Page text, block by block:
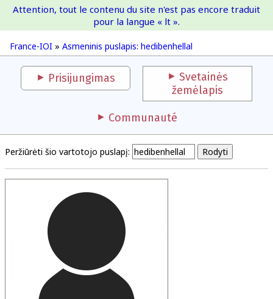
France-IOI
France-IOI » Asmeninis puslapis: hedibenhellal
Attention, tout le contenu du site n'est pas encore traduit
pour la langue « lt ».
Prisijungimas
Svetainės
žemėlapis
Communauté
Peržiūrėti šio vartotojo puslapį: